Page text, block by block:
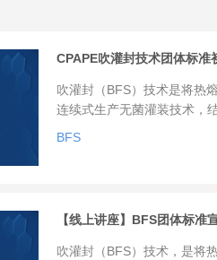
CPAPE吹灌封技术团体标准
吹灌封（BFS）技术是将热
连续式生产无菌灌装技术，
与密封)。 中国医药设备工
BFS
【线上讲座】BFS团体标准
吹灌封（BFS）技术，是将